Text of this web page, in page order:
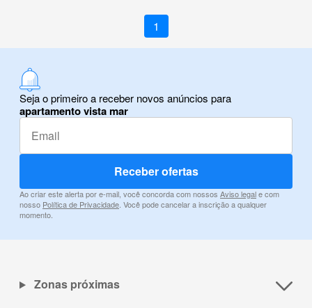
1
Seja o primeiro a receber novos anúncios para
apartamento vista mar
Receber ofertas
Ao criar este alerta por e-mail, você concorda com nossos Aviso legale com
nosso Política de Privacidade. Você pode cancelar a inscrição a qualquer
momento.
Zonas próximas